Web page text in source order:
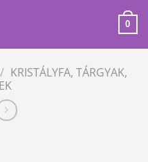
0
/ KRISTÁLYFA, TÁRGYAK,